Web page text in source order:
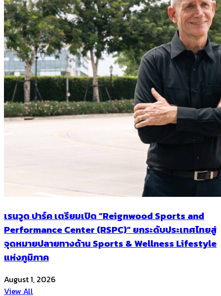
เรนวูด ปาร์ค เตรียมเปิด “Reignwood Sports and
Performance Center (RSPC)” ยกระดับประเทศไทยสู่
จุดหมายปลายทางด้าน Sports & Wellness Lifestyle
แห่งภูมิภาค
August 1, 2026
View All